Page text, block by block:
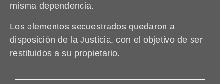
misma dependencia.
Los elementos secuestrados quedaron a
disposición de la Justicia, con el objetivo de ser
restituidos a su propietario.